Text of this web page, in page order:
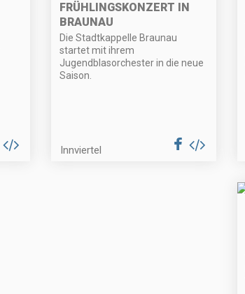
FRÜHLINGSKONZERT IN
BRAUNAU
Die Stadtkappelle Braunau
startet mit ihrem
Jugendblasorchester in die neue
Saison.
Innviertel